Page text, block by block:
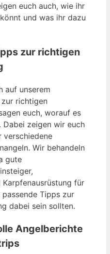
euch auch, wie ihr
und was ihr dazu
zur richtigen
auf unserem
richtigen
euch, worauf es
zeigen wir euch
verschiedene
Wir behandeln
gute
für
Tipps zur
dabei sein sollten.
Angelberichte